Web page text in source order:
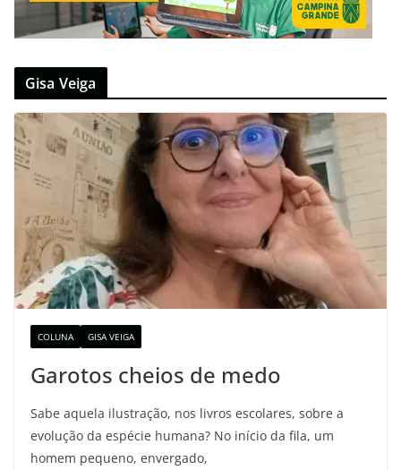
Gisa Veiga
COLUNA GISA VEIGA
Garotos cheios de medo
Sabe aquela ilustração, nos livros escolares, sobre a
evolução da espécie humana? No início da fila, um
homem pequeno, envergado,